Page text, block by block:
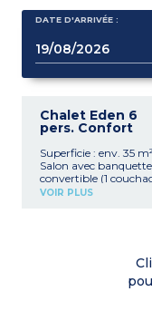
DATE D'ARRIVÉE :
Chalet Eden 6
pers. Confort
Superficie : env. 35 m²
Salon avec banquette
convertible (1
Coin cuisine avec évier,
1 chambre avec 1 lit
1 chambre avec 2 lits
superposés (80 x
VOIR PLUS